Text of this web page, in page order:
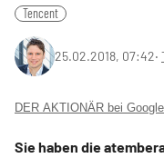
Tencent
25.02.2018, 07:42‧
DER AKTIONÄR bei
Sie haben die